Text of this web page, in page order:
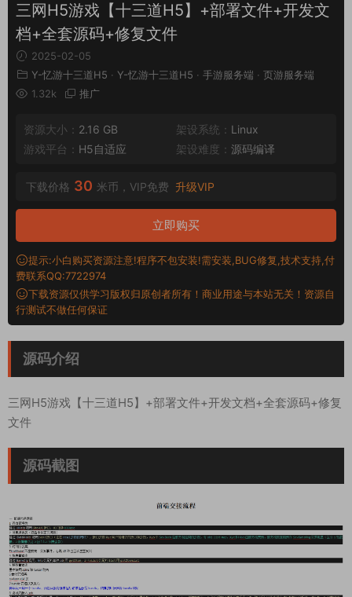
三网H5游戏【十三道H5】+部署文件+开发文
档+全套源码+修复文件
2025-02-05
Y-忆游十三道H5 · Y-忆游十三道H5 · 手游服务端 · 页游服务端
1.32k
推广
资源大小： 2.16 GB 架设系统： Linux
游戏平台： H5自适应 架设难度： 源码编译
下载价格 30 米币，VIP免费 升级VIP
立即购买
提示:小白购买资源注意!程序不包安装!需安装,BUG修复,技术支持,付
费联系QQ:7722974
下载资源仅供学习版权归原创者所有！商业用途与本站无关！资源自
行测试不做任何保证
源码介绍
三网H5游戏【十三道H5】+部署文件+开发文档+全套源码+修复
文件
源码截图